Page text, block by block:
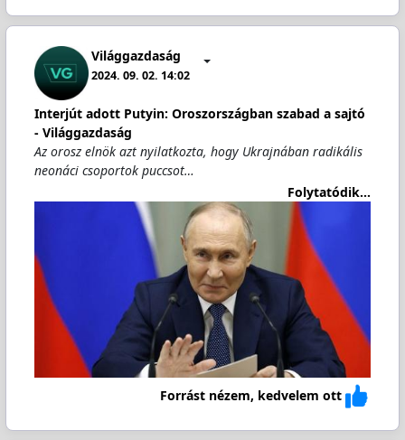
Világgazdaság
2024. 09. 02. 14:02
Interjút adott Putyin: Oroszországban szabad a sajtó
- Világgazdaság
Az orosz elnök azt nyilatkozta, hogy Ukrajnában radikális
neonáci csoportok puccsot…
Folytatódik...
Forrást nézem, kedvelem ott